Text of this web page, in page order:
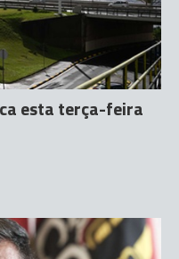
esta terça-feira